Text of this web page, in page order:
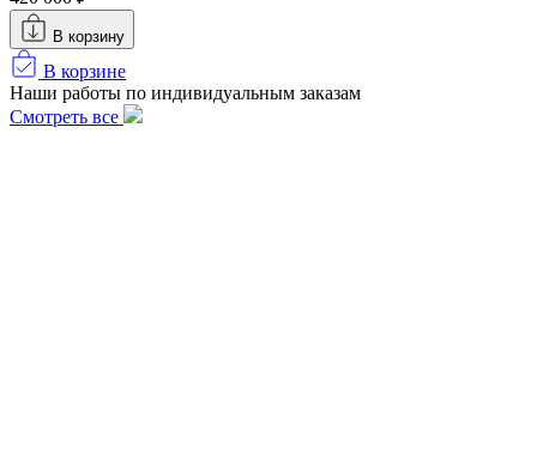
В корзину
В корзине
Наши работы по индивидуальным заказам
Смотреть все